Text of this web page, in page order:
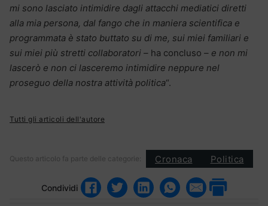
mi sono lasciato intimidire dagli attacchi mediatici diretti
alla mia persona, dal fango che in maniera scientifica e
programmata è stato buttato su di me, sui miei familiari e
sui miei più stretti collaboratori – ha concluso – e non mi
lascerò e non ci lasceremo intimidire neppure nel
proseguo della nostra attività politica“.
Tutti gli articoli dell'autore
Questo articolo fa parte delle categorie: Cronaca Politica
Condividi